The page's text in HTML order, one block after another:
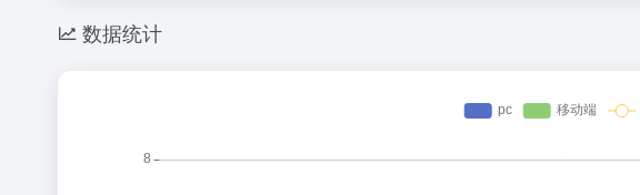
数据统计